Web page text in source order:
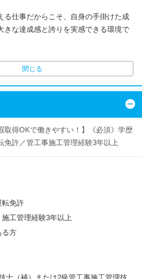
る仕事だからこそ、自身の手掛けた成
きな達成感と誇りを実感できる環境で
閉じる
取得OKで働きやすい！】《必須》学歴
免許／管工事施工管理経験3年以上
転免許
工管理経験3年以上
る方
士（補）または2級管工事施工管理技